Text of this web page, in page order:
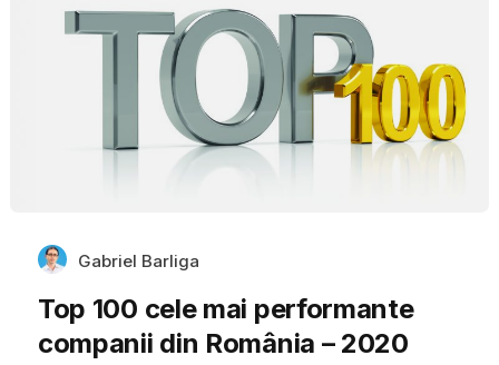
Gabriel Barliga
Top 100 cele mai performante
companii din România – 2020